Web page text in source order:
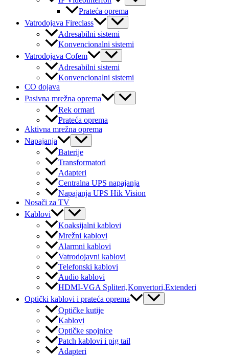
Toggle
Prateća oprema
Vatrodojava Fireclass
Menu
Toggle
Adresabilni sistemi
Konvencionalni sistemi
Vatrodojava Cofem
Menu
Toggle
Adresabilni sistemi
Konvencionalni sistemi
CO dojava
Pasivna mrežna oprema
Menu
Toggle
Rek ormari
Prateća oprema
Aktivna mrežna oprema
Napajanja
Menu
Toggle
Baterije
Transformatori
Adapteri
Centralna UPS napajanja
Napajanja UPS Hik Vision
Nosači za TV
Kablovi
Menu
Toggle
Koaksijalni kablovi
Mrežni kablovi
Alarmni kablovi
Vatrodojavni kablovi
Telefonski kablovi
Audio kablovi
HDMI-VGA Spliteri,Konvertori,Extenderi
Optički kablovi i prateća oprema
Menu
Toggle
Optičke kutije
Kablovi
Optičke spojnice
Patch kablovi i pig tail
Adapteri